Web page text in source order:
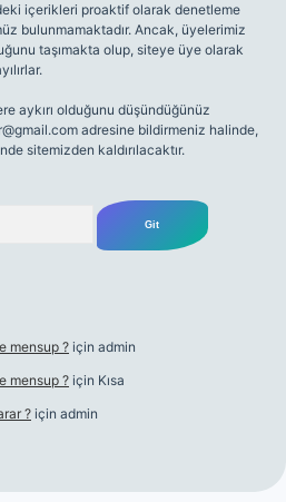
içerikleri proaktif olarak denetleme
bulunmamaktadır. Ancak, üyelerimiz
taşımakta olup, siteye üye olarak
aykırı olduğunu düşündüğünüz
adresine bildirmeniz halinde,
sitemizden kaldırılacaktır.
mensup ? için admin
mensup ? için Kısa
? için admin